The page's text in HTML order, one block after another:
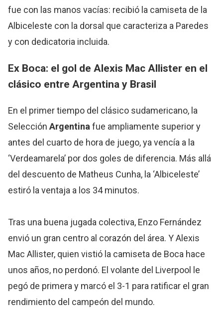
fue con las manos vacías: recibió la camiseta de la
Albiceleste con la dorsal que caracteriza a Paredes
y con dedicatoria incluida.
Ex Boca: el gol de Alexis Mac Allister en el
clásico entre Argentina y Brasil
En el primer tiempo del clásico sudamericano, la
Selección Argentinafue ampliamente superior y
antes del cuarto de hora de juego, ya vencía a la
‘Verdeamarela’ por dos goles de diferencia. Más allá
del descuento de Matheus Cunha, la ‘Albiceleste’
estiró la ventaja a los 34 minutos.
Tras una buena jugada colectiva, Enzo Fernández
envió un gran centro al corazón del área. Y Alexis
Mac Allister, quien vistió la camiseta de Boca hace
unos años, no perdonó. El volante del Liverpool le
pegó de primera y marcó el 3-1 para ratificar el gran
rendimiento del campeón del mundo.